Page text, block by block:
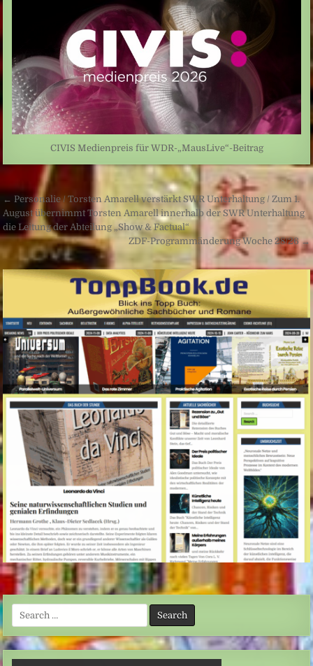
CIVIS Medienpreis für WDR-„MausLive“-Beitrag
Beitragsnavigation
← Personalie / Torsten Amarell verstärkt SWR Unterhaltung / Zum 1.
August übernimmt Torsten Amarell innerhalb der SWR Unterhaltung
die Leitung der Abteilung „Show & Factual“
ZDF-Programmänderung Woche 28/26 →
Search
for: